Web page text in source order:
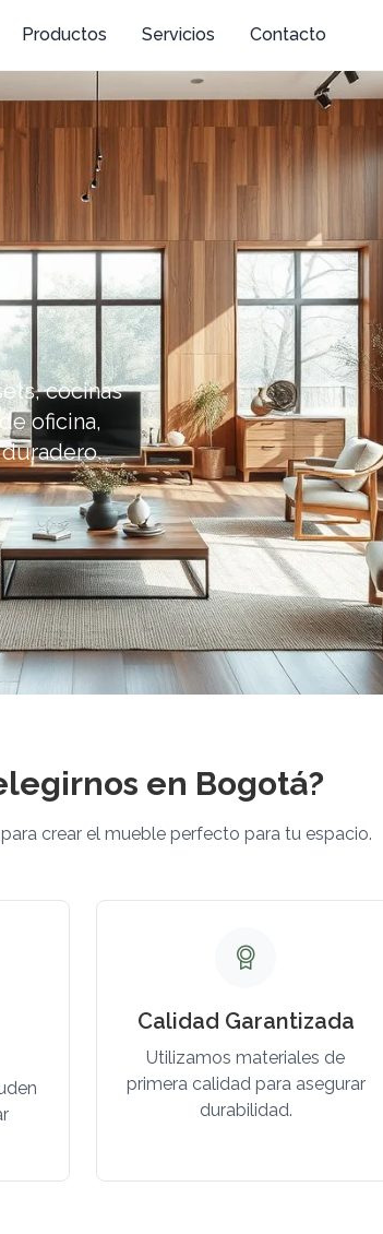
Productos Servicios Contacto
cocinas
oficina,
en Bogotá?
crear el mueble perfecto para tu espacio.
Calidad Garantizada
Utilizamos materiales de
primera calidad para asegurar
durabilidad.